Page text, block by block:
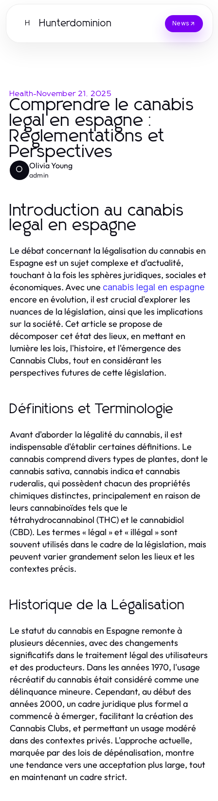
H Hunterdominion News
Health-November 21, 2025
Comprendre le canabis
legal en espagne :
Réglementations et
Perspectives
O Olivia Young
admin
Introduction au canabis
legal en espagne
Le débat concernant la légalisation du cannabis en
Espagne est un sujet complexe et d'actualité,
touchant à la fois les sphères juridiques, sociales et
économiques. Avec une canabis legal en espagne
encore en évolution, il est crucial d'explorer les
nuances de la législation, ainsi que les implications
sur la société. Cet article se propose de
décomposer cet état des lieux, en mettant en
lumière les lois, l'histoire, et l'émergence des
Cannabis Clubs, tout en considérant les
perspectives futures de cette législation.
Définitions et Terminologie
Avant d'aborder la légalité du cannabis, il est
indispensable d'établir certaines définitions. Le
cannabis comprend divers types de plantes, dont le
cannabis sativa, cannabis indica et cannabis
ruderalis, qui possèdent chacun des propriétés
chimiques distinctes, principalement en raison de
leurs cannabinoïdes tels que le
tétrahydrocannabinol (THC) et le cannabidiol
(CBD). Les termes « légal » et « illégal » sont
souvent utilisés dans le cadre de la législation, mais
peuvent varier grandement selon les lieux et les
contextes précis.
Historique de la Légalisation
Le statut du cannabis en Espagne remonte à
plusieurs décennies, avec des changements
significatifs dans le traitement légal des utilisateurs
et des producteurs. Dans les années 1970, l'usage
récréatif du cannabis était considéré comme une
délinquance mineure. Cependant, au début des
années 2000, un cadre juridique plus formel a
commencé à émerger, facilitant la création des
Cannabis Clubs, et permettant un usage modéré
dans des contextes privés. L'approche actuelle,
marquée par des lois de dépénalisation, montre
une tendance vers une acceptation plus large, tout
en maintenant un cadre strict.